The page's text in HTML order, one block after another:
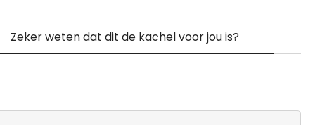
Zeker weten dat dit de kachel voor jou is?